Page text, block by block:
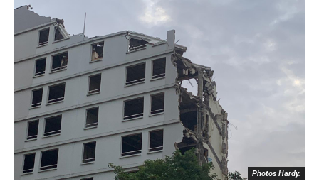
Photos Hardy.